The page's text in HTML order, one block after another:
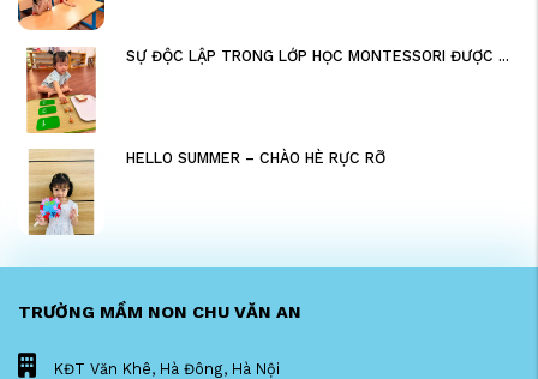
SỰ ĐỘC LẬP TRONG LỚP HỌC MONTESSORI ĐƯỢC ...
HELLO SUMMER – CHÀO HÈ RỰC RỠ
TRƯỜNG MẦM NON CHU VĂN AN
KĐT Văn Khê, Hà Đông, Hà Nội